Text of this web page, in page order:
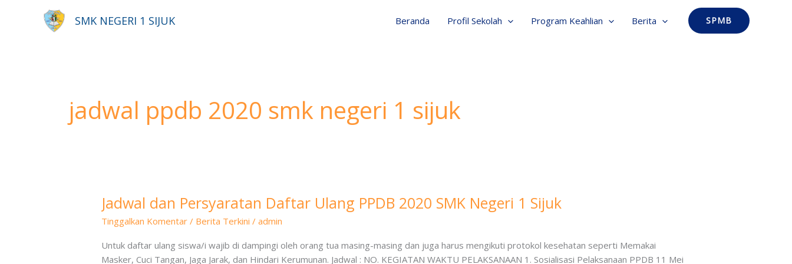
SMK NEGERI 1 SIJUK Beranda Profil Sekolah Program Keahlian Berita SPMB
jadwal ppdb 2020 smk negeri 1 sijuk
Jadwal dan Persyaratan Daftar Ulang PPDB 2020 SMK Negeri 1 Sijuk
Tinggalkan Komentar / Berita Terkini /admin
Untuk daftar ulang siswa/i wajib di dampingi oleh orang tua masing-masing dan juga harus mengikuti protokol kesehatan seperti Memakai
Masker, Cuci Tangan, Jaga Jarak, dan Hindari Kerumunan. Jadwal : NO. KEGIATAN WAKTU PELAKSANAAN 1. Sosialisasi Pelaksanaan PPDB 11 Mei
Jadwal
dan
Persyaratan
Daftar
Ulang